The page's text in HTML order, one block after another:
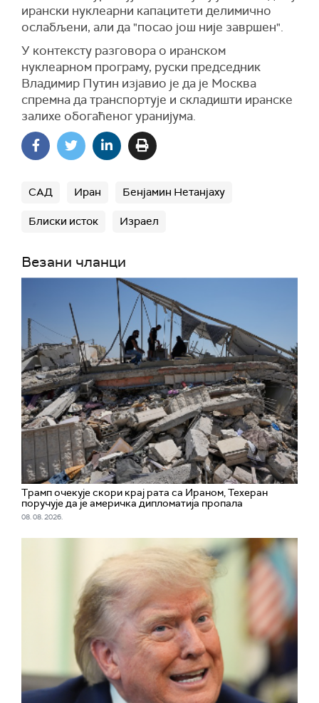
ирански нуклеарни капацитети делимично
ослабљени, али да "посао још није завршен".
У контексту разговора о иранском
нуклеарном програму, руски председник
Владимир Путин изјавио је да је Москва
спремна да транспортује и складишти иранске
залихе обогаћеног уранијума.
САД Иран Бенјамин Нетанјаху
Блиски исток Израел
Везани чланци
Трамп очекује скори крај рата са Ираном, Техеран
поручује да је америчка дипломатија пропала
08. 08. 2026.